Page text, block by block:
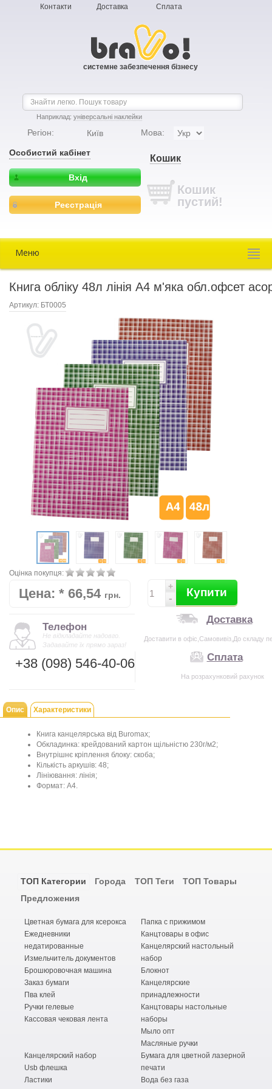
Контакти Доставка Сплата
системне забезпечення бізнесу
Наприклад: універсальні наклейки
Регіон: Київ Мова:
Особистий кабінет
Вхід
Реєстрація
Кошик
Кошик
пустий!
Меню
Книга обліку 48л лінія А4 м'яка обл.офсет
Артикул: БТ0005
Оцінка покупця:
Цена: * 66,54 грн.
+
- Купити
Телефон
Не відкладайте надовго.
Задавайте їх прямо зараз!
+38 (098) 546-40-06
Доставка
Доставити в офіс,Самовивіз,До складу
Сплата
На розрахунковий рахунок
Опис Характеристики
Книга канцелярська від Buromax;
Обкладинка: крейдований картон щільністю 230г/м2;
Внутрішнє кріплення блоку: скоба;
Кількість аркушів: 48;
Лініювання: лінія;
Формат: А4.
ТОП Категории Города ТОП Теги
ТОП Товары
Предложения
Цветная бумага для ксерокса
Ежедневники
недатированные
Измельчитель документов
Брошюровочная машина
Заказ бумаги
Пва клей
Ручки гелевые
Кассовая чековая лента
Папка с прижимом
Канцтовары в офис
Канцелярский настольный
набор
Блокнот
Канцелярские
принадлежности
Канцтовары настольные
наборы
Мыло опт
Масляные ручки
Канцелярский набор
Usb флешка
Ластики
Бумага для цветной лазерной
печати
Вода без газа